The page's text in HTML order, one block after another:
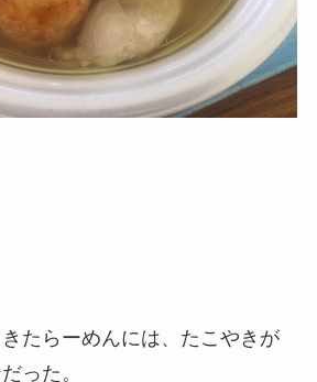
たらーめんには、たこやきが
った。